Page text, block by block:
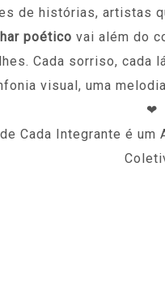
de histórias, artistas
poético vai além do
Cada sorriso, cada
visual, uma
❤
Cada Integrante é um